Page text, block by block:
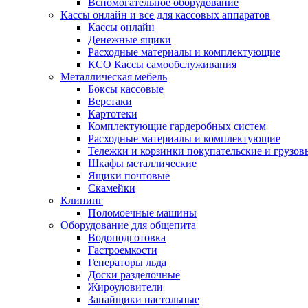
Вспомогательное оборудование
Кассы онлайн и все для кассовых аппаратов
Кассы онлайн
Денежные ящики
Расходные материалы и комплектующие
КСО Кассы самообслуживания
Металлическая мебель
Боксы кассовые
Верстаки
Картотеки
Комплектующие гардеробных систем
Расходные материалы и комплектующие
Тележки и корзинки покупательские и
Шкафы металлические
Ящики почтовые
Скамейки
Клининг
Поломоечные машины
Оборудование для общепита
Водоподготовка
Гастроемкости
Генераторы льда
Доски разделочные
Жироуловители
Запайщики настольные